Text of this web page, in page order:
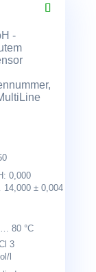
-
0,000
± 0,004
80 °C
3
l